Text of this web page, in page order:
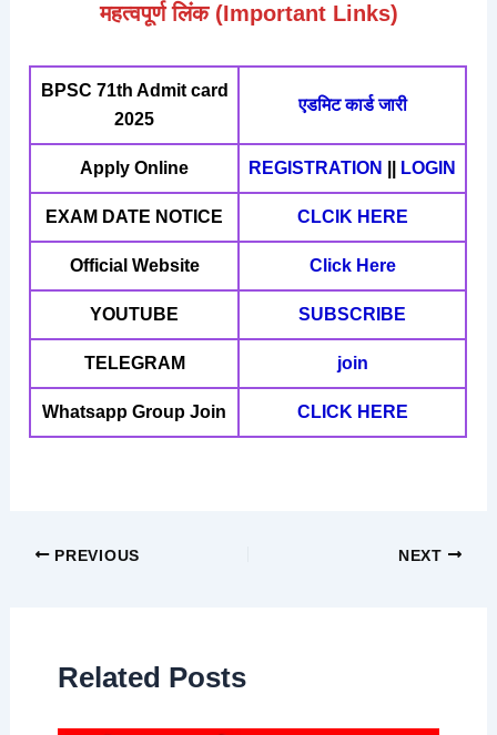
महत्वपूर्ण लिंक (Important Links)
BPSC 71th Admit card
2025
एडमिट कार्ड जारी
Apply Online REGISTRATION LOGIN
EXAM DATE NOTICE CLCIK HERE
Official Website Click Here
YOUTUBE SUBSCRIBE
TELEGRAM join
Whatsapp Group Join CLICK HERE
PREVIOUS NEXT
Related Posts